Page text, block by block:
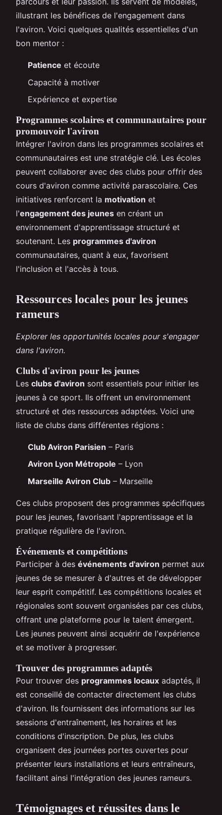
illustrant les bénéfices de l'engagement dans
l'aviron. Voici quelques qualités essentielles d'un
bon mentor :
Patience et écoute
Capacité à motiver
Expérience et expertise
Programmes scolaires et communautaires pour
promouvoir l'aviron
Intégrer l'aviron dans les programmes scolaires et
communautaires est une stratégie clé. Les écoles
peuvent collaborer avec des clubs pour offrir des
cours d'aviron comme activité parascolaire. Ces
initiatives renforcent la motivation et
l'engagement des jeunes en créant un
environnement d'apprentissage structuré et
soutenant. Les programmes d'aviron
communautaires, quant à eux, favorisent
l'inclusion et l'accès à tous.
Ressources locales pour les jeunes
rameurs
Explorer les opportunités locales pour s'engager
dans l'aviron.
Clubs d'aviron pour les jeunes
Les clubs d'aviron sont essentiels pour initier les
jeunes à ce sport. Ils offrent un environnement
structuré et des ressources adaptées. Voici une
liste de clubs dans différentes régions :
Club Aviron Parisien – Paris
Aviron Lyon Métropole – Lyon
Marseille Aviron Club – Marseille
Ces clubs proposent des programmes spécifiques
pour les jeunes, favorisant l'apprentissage et la
pratique régulière de l'aviron.
Événements et compétitions
Participer à des événements d'aviron permet aux
jeunes de se mesurer à d'autres et de développer
leur esprit compétitif. Les compétitions locales et
régionales sont souvent organisées par ces clubs,
offrant une plateforme pour le talent émergent.
Les jeunes peuvent ainsi acquérir de l'expérience
et se motiver à progresser.
Trouver des programmes adaptés
Pour trouver des programmes locaux adaptés, il
est conseillé de contacter directement les clubs
d'aviron. Ils fournissent des informations sur les
sessions d'entraînement, les horaires et les
conditions d'inscription. De plus, les clubs
organisent des journées portes ouvertes pour
présenter leurs installations et leurs entraîneurs,
facilitant ainsi l'intégration des jeunes rameurs.
Témoignages et réussites dans le